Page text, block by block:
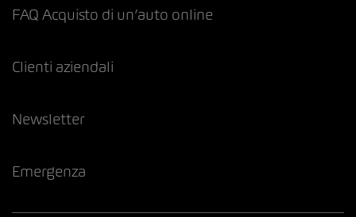
FAQ Acquisto di un’auto online
Clienti aziendali
Newsletter
Emergenza